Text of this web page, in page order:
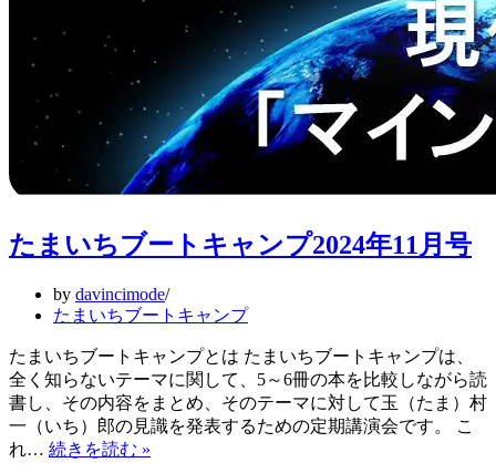
たまいちブートキャンプ2024年11月号
by davincimode
たまいちブートキャンプ
たまいちブートキャンプとは たまいちブートキャンプは、
全く知らないテーマに関して、5～6冊の本を比較しながら読
書し、その内容をまとめ、そのテーマに対して玉（たま）村
一（いち）郎の見識を発表するための定期講演会です。 こ
れ… 続きを読む »